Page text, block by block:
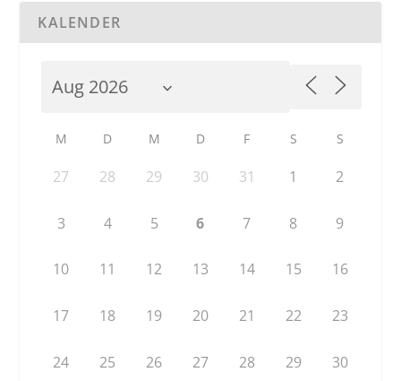
KALENDER
M D M D F S S
27 28 29 30 31 1 2
3 4 5 6 7 8 9
10 11 12 13 14 15 16
17 18 19 20 21 22 23
24 25 26 27 28 29 30